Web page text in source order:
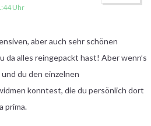
Uhr
aber auch sehr schönen
da alles reingepackt hast! Aber wenn’s
du den einzelnen
konntest, die du persönlich dort
prima.